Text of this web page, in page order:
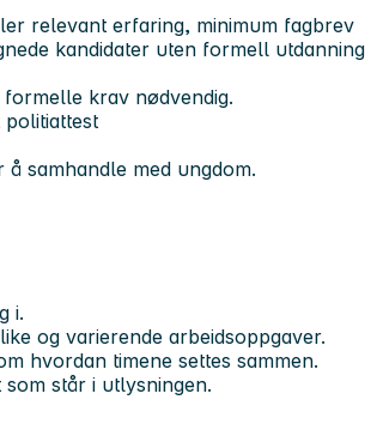
relevant erfaring, minimum fagbrev
kandidater uten formell utdanning
formelle krav nødvendig.
samhandle med ungdom.
i.
og varierende arbeidsoppgaver.
hvordan timene settes sammen.
står i utlysningen.